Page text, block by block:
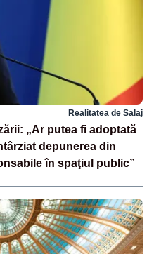
Realitatea de Salaj
„Ar putea fi adoptată
depunerea din
în spaţiul public”